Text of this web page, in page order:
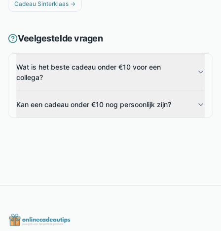
Cadeau Sinterklaas →
Veelgestelde vragen
Wat is het beste cadeau onder €10 voor een
collega?
Kan een cadeau onder €10 nog persoonlijk zijn?